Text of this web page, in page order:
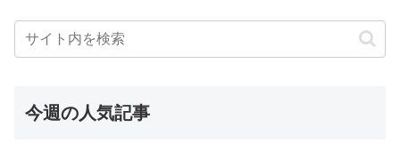
今週の人気記事